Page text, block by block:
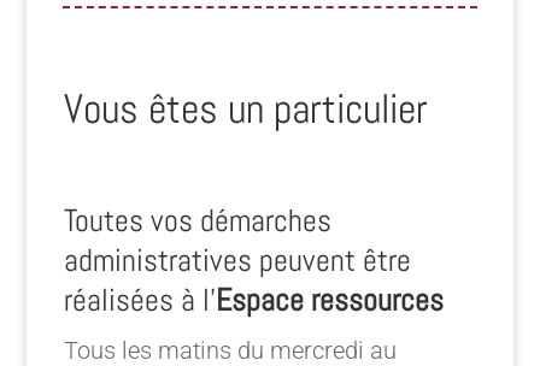
Vous êtes un particulier
Toutes vos démarches
administratives peuvent être
réalisées à l’Espace ressources
Tous les matins du mercredi au